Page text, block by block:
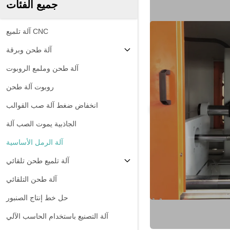
جميع الفئات
آلة تلميع CNC
آلة طحن وبرقة
آلة طحن وملمع الروبوت
روبوت آلة طحن
انخفاض ضغط آلة صب القوالب
الجاذبية يموت الصب آلة
آلة الرمل الأساسية
آلة تلميع طحن تلقائي
آلة طحن التلقائي
حل خط إنتاج الصنبور
آلة التصنيع باستخدام الحاسب الآلي